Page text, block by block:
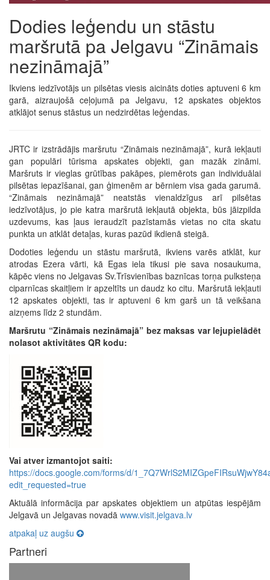
Dodies leģendu un stāstu
maršrutā pa Jelgavu “Zināmais
nezināmajā”
Ikviens iedzīvotājs un pilsētas viesis aicināts doties aptuveni 6 km
garā, aizraujošā ceļojumā pa Jelgavu, 12 apskates objektos
atklājot senus stāstus un nedzirdētas leģendas.
JRTC ir izstrādājis maršrutu “Zināmais nezināmajā”, kurā iekļauti
gan populāri tūrisma apskates objekti, gan mazāk zināmi.
Maršruts ir vieglas grūtības pakāpes, piemērots gan individuālai
pilsētas iepazīšanai, gan ģimenēm ar bērniem visa gada garumā.
“Zināmais nezināmajā” neatstās vienaldzīgus arī pilsētas
iedzīvotājus, jo pie katra maršrutā iekļautā objekta, būs jāizpilda
uzdevums, kas ļaus ieraudzīt pazīstamās vietas no cita skatu
punkta un atklāt detaļas, kuras pazūd ikdienā steigā.
Dodoties leģendu un stāstu maršrutā, ikviens varēs atklāt, kur
atrodas Ezera vārti, kā Egas iela tikusi pie sava nosaukuma,
kāpēc viens no Jelgavas Sv.Trīsvienības baznīcas torņa pulksteņa
ciparnīcas skaitļiem ir apzeltīts un daudz ko citu. Maršrutā iekļauti
12 apskates objekti, tas ir aptuveni 6 km garš un tā veikšana
aizņems līdz 2 stundām.
Maršrutu “Zināmais nezināmajā” bez maksas var lejupielādēt
nolasot aktivitātes QR kodu:
Vai atver izmantojot saiti:
https://docs.google.com/forms/d/
edit_requested=true
Aktuālā informācija par apskates objektiem un atpūtas iespējām
Jelgavā un Jelgavas novadā www.visit.jelgava.lv
atpakaļ uz augšu
Partneri